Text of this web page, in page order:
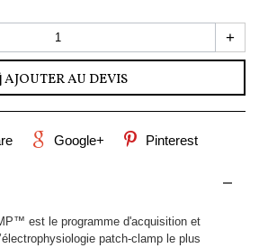
+
AJOUTER AU DEVIS
Google+ Pinterest
est le programme d'acquisition et
patch-clamp le plus